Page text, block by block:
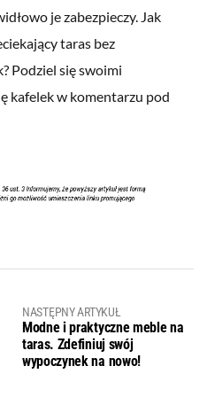
je zabezpieczy. Jak
taras bez
Podziel się swoimi
kafelek w komentarzu pod
NASTĘPNY ARTYKUŁ
Modne i praktyczne meble na
taras. Zdefiniuj swój
wypoczynek na nowo!